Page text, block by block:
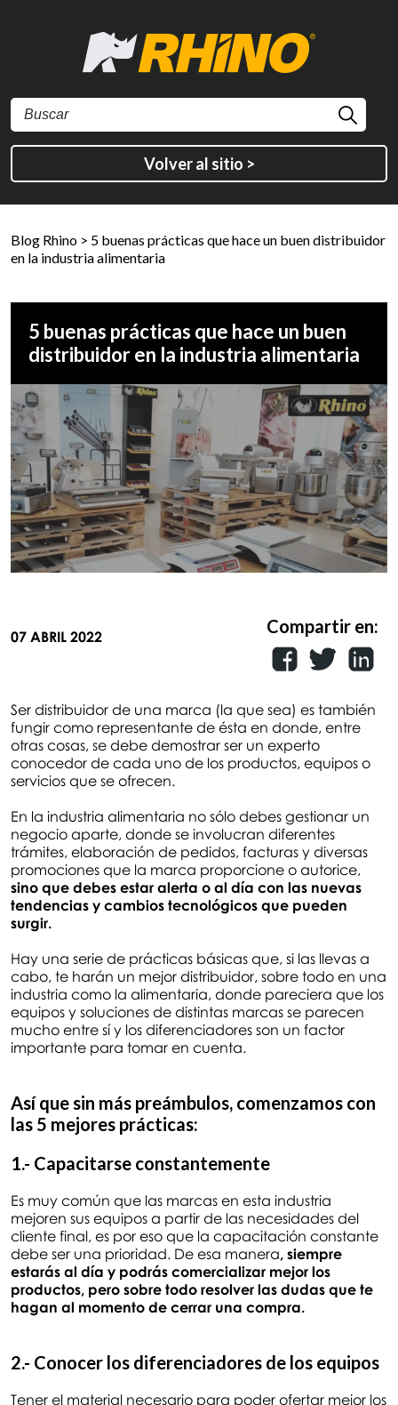
Volver al sitio >
Blog Rhino > 5 buenas prácticas que hace un buen distribuidor
en la industria alimentaria
5 buenas prácticas que hace un buen
distribuidor en la industria alimentaria
07 ABRIL 2022 Compartir en:
Ser distribuidor de una marca (la que sea) es también
fungir como representante de ésta en donde, entre
otras cosas, se debe demostrar ser un experto
conocedor de cada uno de los productos, equipos o
servicios que se ofrecen.
En la industria alimentaria no sólo debes gestionar un
negocio aparte, donde se involucran diferentes
trámites, elaboración de pedidos, facturas y diversas
promociones que la marca proporcione o autorice,
sino que debes estar alerta o al día con las nuevas
tendencias y cambios tecnológicos que pueden
surgir.
Hay una serie de prácticas básicas que, si las llevas a
cabo, te harán un mejor distribuidor, sobre todo en una
industria como la alimentaria, donde pareciera que los
equipos y soluciones de distintas marcas se parecen
mucho entre sí y los diferenciadores son un factor
importante para tomar en cuenta.
Así que sin más preámbulos, comenzamos con
las 5 mejores prácticas:
1.- Capacitarse constantemente
Es muy común que las marcas en esta industria
mejoren sus equipos a partir de las necesidades del
cliente final, es por eso que la capacitación constante
debe ser una prioridad. De esa manera, siempre
estarás al día y podrás comercializar mejor los
productos, pero sobre todo resolver las dudas que te
hagan al momento de cerrar una compra.
2.- Conocer los diferenciadores de los equipos
Tener el material necesario para poder ofertar mejor los